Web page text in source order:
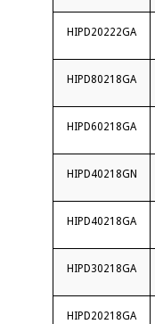
HIPD20222GA
HIPD80218GA
HIPD60218GA
HIPD40218GN
HIPD40218GA
HIPD30218GA
HIPD20218GA